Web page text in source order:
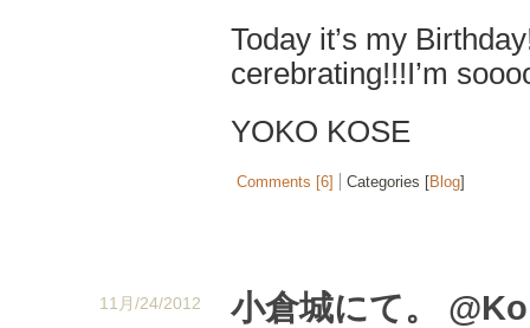
Today it’s my
cerebrating!!!I’m
YOKO KOSE
Comments [6] Categories [Blog]
11月/24/2012 小倉城にて。